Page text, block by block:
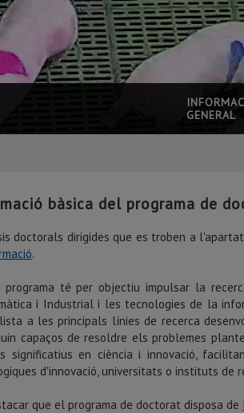
GENERAL
bàsica del programa de
doctorals dirigides que es troben a
.
programa té per objectiu impulsar la
i Industrial i les tecnologies de la
a les principals línies de recerca
capaços de resoldre els problemes
significatius en ciència i innovació,
d'innovació, universitats o instituts de
que el programa de doctorat disposa de